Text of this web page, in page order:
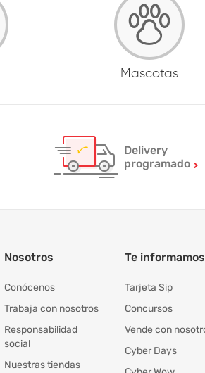
Mascotas
Delivery
programado
Nosotros
Conócenos
Trabaja con nosotros
Responsabilidad
social
Nuestras tiendas
Te informamos
Tarjeta Sip
Concursos
Vende con
Cyber Days